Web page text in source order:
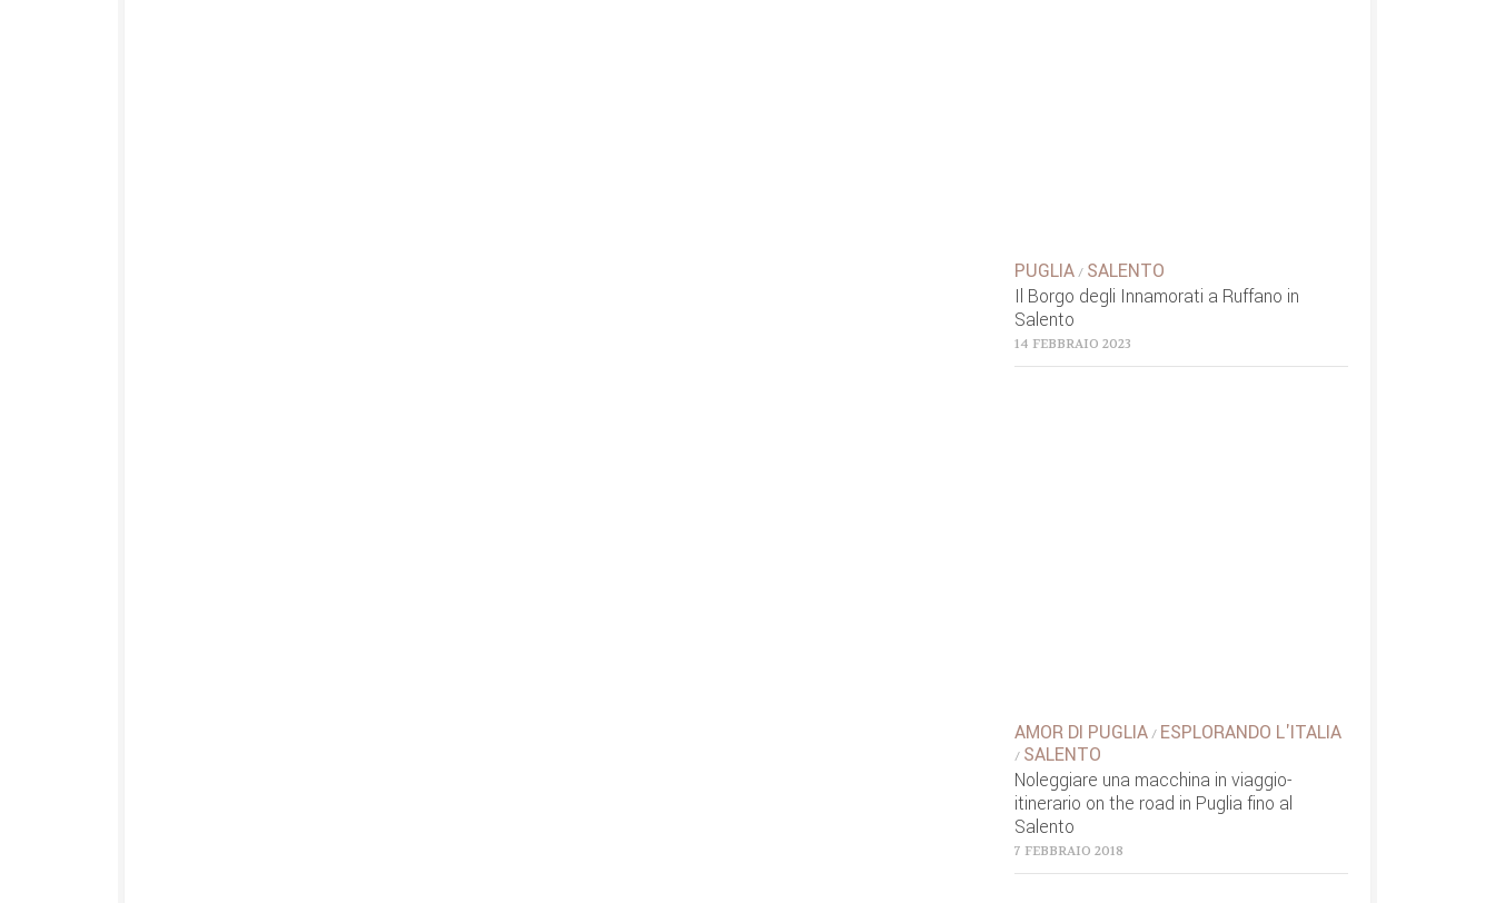
PUGLIA / SALENTO
Il Borgo degli Innamorati a Ruffano in
Salento
14 FEBBRAIO 2023
AMOR DI PUGLIA / ESPLORANDO L'ITALIA
/ SALENTO
Noleggiare una macchina in viaggio-
itinerario on the road in Puglia fino al
Salento
7 FEBBRAIO 2018